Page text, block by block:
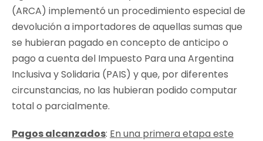
(ARCA) implementó un procedimiento especial de
devolución a importadores de aquellas sumas que
se hubieran pagado en concepto de anticipo o
pago a cuenta del Impuesto Para una Argentina
Inclusiva y Solidaria (PAIS) y que, por diferentes
circunstancias, no las hubieran podido computar
total o parcialmente.
Pagos alcanzados: En una primera etapa este